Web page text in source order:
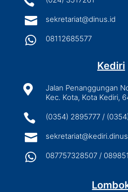
 sekretariat@dinus.id
 08112685577
Kediri

Jalan Penanggungan
Kec. Kota, Kota Kediri,
 (0354) 2895777 /

 087757328507 /